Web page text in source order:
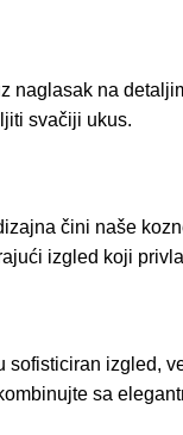
naglasak na
svačiji ukus.
čini naše
izgled koji
sofisticiran izgled,
sa